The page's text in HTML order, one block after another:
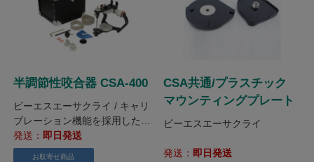
半調節性咬合器 CSA-400
ビーエスエーサクライ / キャリ
ブレーション機能を採用した半
調整性咬合器です。
発送： 即日発送
お取寄せ商品
CSA共通/プラスチック
マウンティングプレート
ビーエスエーサクライ
発送： 即日発送